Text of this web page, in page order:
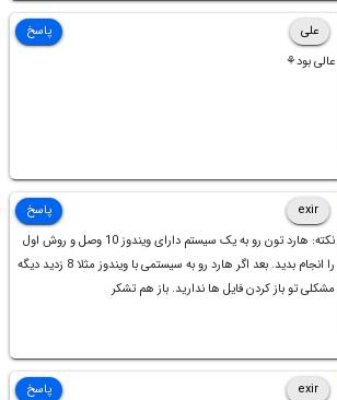
علی
عالی بود⚘
پاسخ
exir
نکته: هارد تون رو به یک سیستم دارای ویندوز 10 وصل و روش اول
را انجام بدید. بعد اگر هارد رو به سیستمی با ویندوز مثلا 8 زدید دیگه
مشکلی تو باز کردن فایل ها ندارید. باز هم تشکر
پاسخ
exir
پاسخ